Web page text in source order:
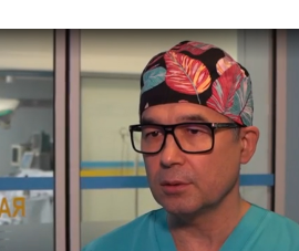
врача по медчасти
онкологического
Башкортостана
Аюпов